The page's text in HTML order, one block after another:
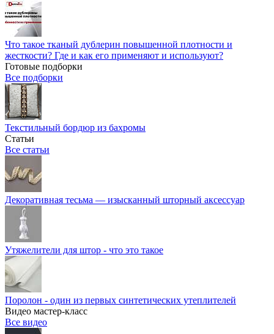
Что такое тканый дублерин повышенной плотности и
жесткости? Где и как его применяют и используют?
Готовые подборки
Все подборки
Текстильный бордюр из бахромы
Статьи
Все статьи
Декоративная тесьма — изысканный шторный аксессуар
Утяжелители для штор - что это такое
Поролон - один из первых синтетических утеплителей
Видео мастер-класс
Все видео